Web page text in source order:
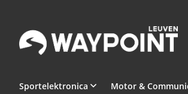
Sportelektronica Motor &